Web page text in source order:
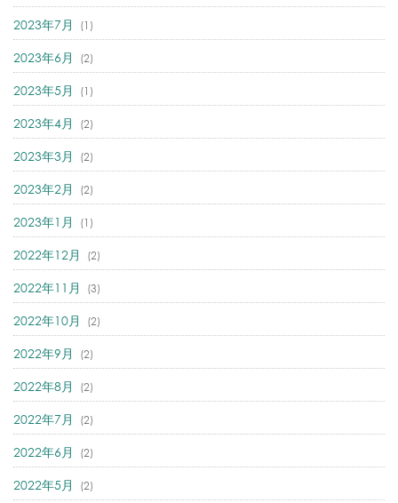
2023年7月 (1)
2023年6月 (2)
2023年5月 (1)
2023年4月 (2)
2023年3月 (2)
2023年2月 (2)
2023年1月 (1)
2022年12月 (2)
2022年11月 (3)
2022年10月 (2)
2022年9月 (2)
2022年8月 (2)
2022年7月 (2)
2022年6月 (2)
2022年5月 (2)